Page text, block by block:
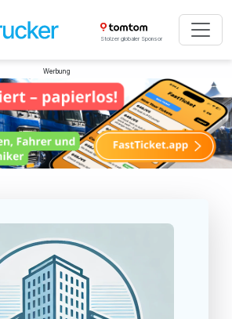
Stolzer globaler Sponsor
Werbung